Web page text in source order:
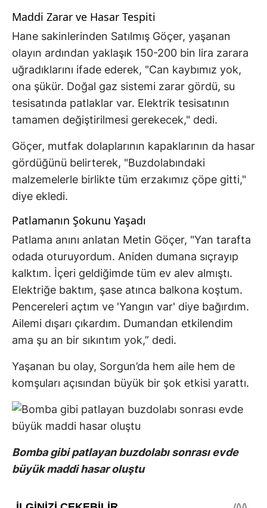
Maddi Zarar ve Hasar Tespiti
Hane sakinlerinden Satılmış Göçer, yaşanan
olayın ardından yaklaşık 150-200 bin lira zarara
uğradıklarını ifade ederek, "Can kaybımız yok,
ona şükür. Doğal gaz sistemi zarar gördü, su
tesisatında patlaklar var. Elektrik tesisatının
tamamen değiştirilmesi gerekecek," dedi.
Göçer, mutfak dolaplarının kapaklarının da hasar
gördüğünü belirterek, "Buzdolabındaki
malzemelerle birlikte tüm erzakımız çöpe gitti,"
diye ekledi.
Patlamanın Şokunu Yaşadı
Patlama anını anlatan Metin Göçer, "Yan tarafta
odada oturuyordum. Aniden dumana sıçrayıp
kalktım. İçeri geldiğimde tüm ev alev almıştı.
Elektriğe baktım, şase atınca balkona koştum.
Pencereleri açtım ve 'Yangın var' diye bağırdım.
Ailemi dışarı çıkardım. Dumandan etkilendim
ama şu an bir sıkıntım yok,” dedi.
Yaşanan bu olay, Sorgun’da hem aile hem de
komşuları açısından büyük bir şok etkisi yarattı.
Bomba gibi patlayan buzdolabı sonrası evde
büyük maddi hasar oluştu